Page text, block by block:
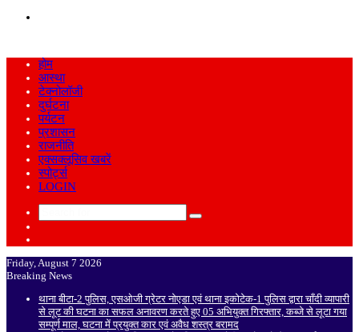
होम
आस्था
टेक्नोलॉजी
दुर्घटना
पर्यटन
प्रशासन
राजनीति
एक्सक्लूसिव खबरें
स्पोर्ट्स
LOGIN
Search
Friday, August 7 2026
Breaking News
थाना बीटा-2 पुलिस, एसओजी ग्रेटर नोएडा एवं थाना इकोटेक-1 पुलिस द्वारा चाँदी व्यापारी
से लूट की घटना का सफल अनावरण करते हुए 05 अभियुक्त गिरफ्तार, कब्जे से लूटा गया
सम्पूर्ण माल, घटना में प्रयुक्त कार एवं अवैध शस्त्र बरामद